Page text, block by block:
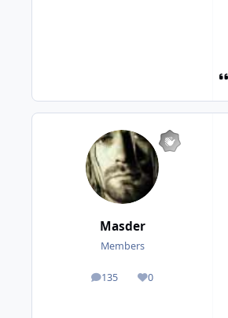
Masder
Members
135
posts 0
Reputation